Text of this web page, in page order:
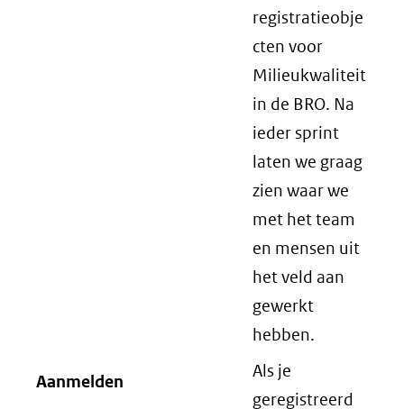
registratieobje
cten voor
Milieukwaliteit
in de BRO. Na
ieder sprint
laten we graag
zien waar we
met het team
en mensen uit
het veld aan
gewerkt
hebben.
Aanmelden
Als je
geregistreerd